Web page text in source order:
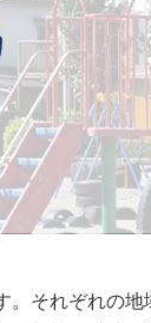
それぞれの地